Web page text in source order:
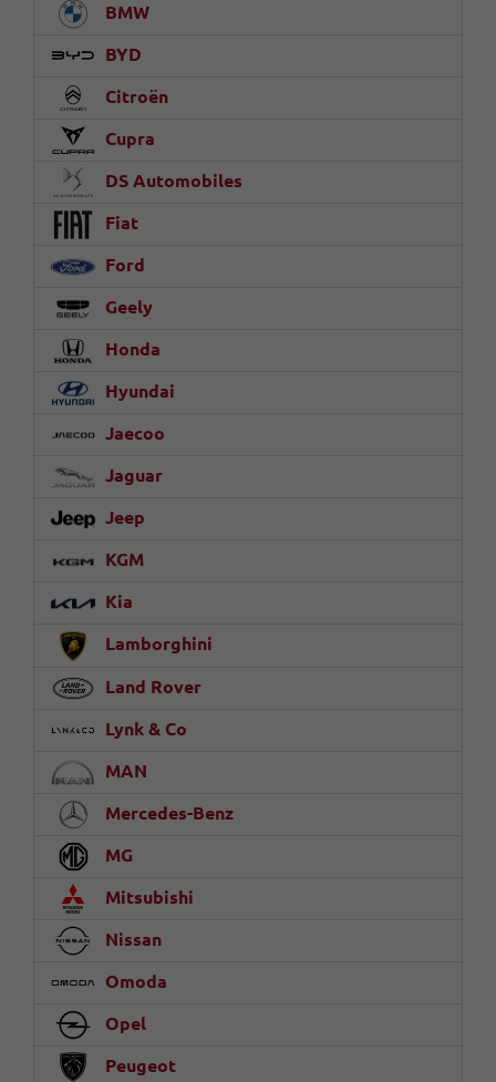
BMW
BYD
Citroën
Cupra
DS Automobiles
Fiat
Ford
Geely
Honda
Hyundai
Jaecoo
Jaguar
Jeep
KGM
Kia
Lamborghini
Land Rover
Lynk & Co
MAN
Mercedes-Benz
MG
Mitsubishi
Nissan
Omoda
Opel
Peugeot